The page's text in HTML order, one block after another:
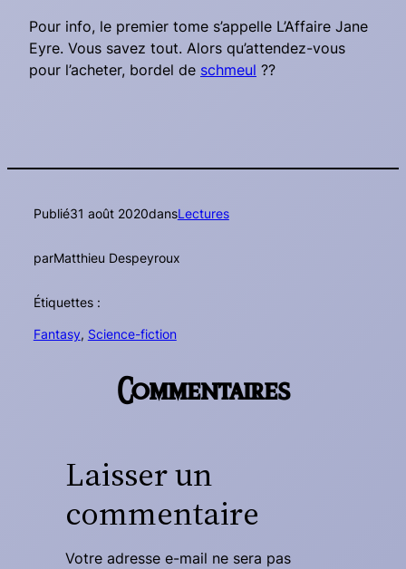
Pour info, le premier tome s’appelle L’Affaire Jane
Eyre. Vous savez tout. Alors qu’attendez-vous
pour l’acheter, bordel de schmeul ??
Publié31 août 2020dansLectures
parMatthieu Despeyroux
Étiquettes :
Fantasy, Science-fiction
Commentaires
Laisser un
commentaire
Votre adresse e-mail ne sera pas